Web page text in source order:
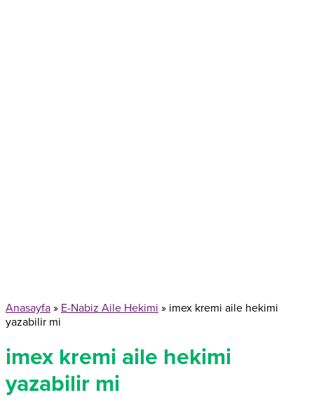
Anasayfa » E-Nabiz Aile Hekimi » imex kremi aile hekimi
yazabilir mi
imex kremi aile hekimi
yazabilir mi